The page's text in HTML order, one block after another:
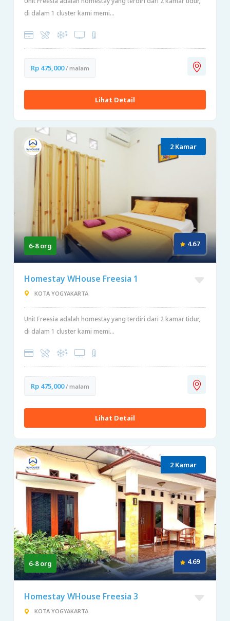
di dalam 1 cluster kami memi...
Rp 475,000/ malam
Lihat Detail
2 Kamar
6-8 org 4.67
Homestay WHouse Freesia 1
KOTA YOGYAKARTA
Unit Freesia adalah homestay yang terdiri dari 2 kamar tidur,
di dalam 1 cluster kami memi...
Rp 475,000/ malam
Lihat Detail
2 Kamar
6-8 org 4.69
Homestay WHouse Freesia 3
KOTA YOGYAKARTA